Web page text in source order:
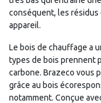
conséquent, les
appareil.
Le bois de chauffage a
types de bois prennent
carbone. Brazeco vous
grâce au bois
notamment. Conçue